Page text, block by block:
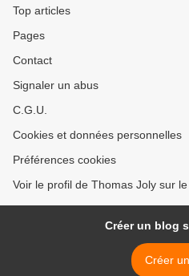
Top articles
Pages
Contact
Signaler un abus
C.G.U.
Cookies et données personnelles
Préférences cookies
Voir le profil de Thomas Joly sur
Créer un blog
Créer